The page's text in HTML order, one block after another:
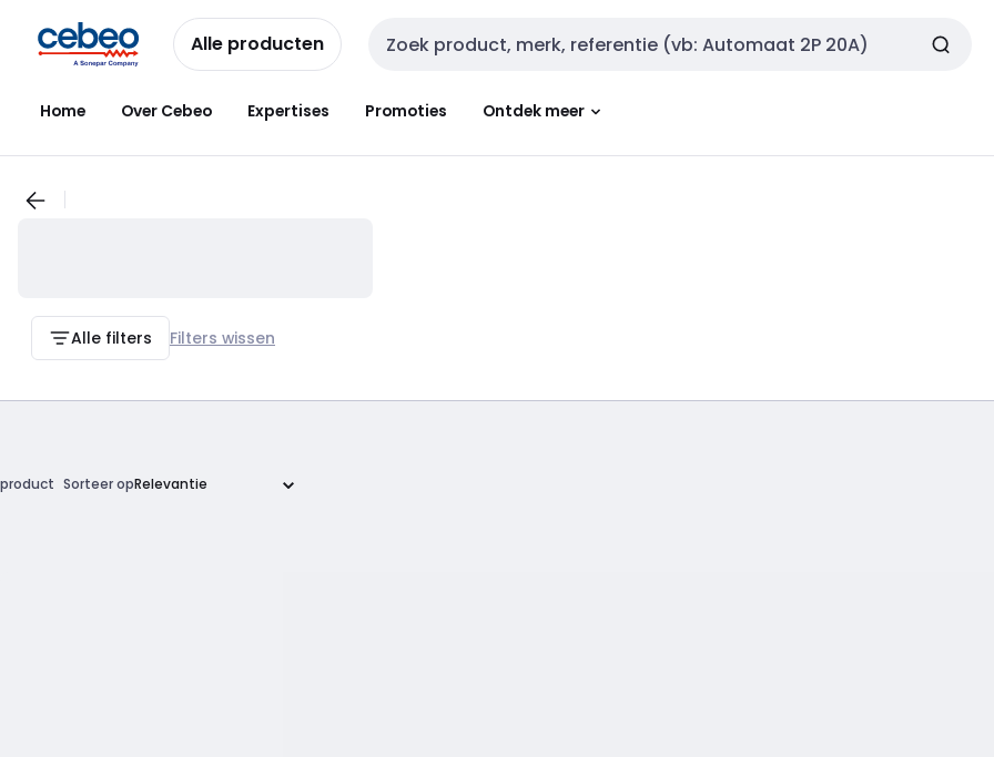
naar
navigatie
naar
inhoud
Alle producten Zoekveld invoer
Home Over Cebeo Expertises Promoties Ontdek meer
Alle filters Filters wissen
product Sorteer op